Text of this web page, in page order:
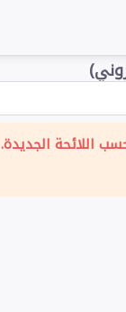
اللائحة الجديدة.